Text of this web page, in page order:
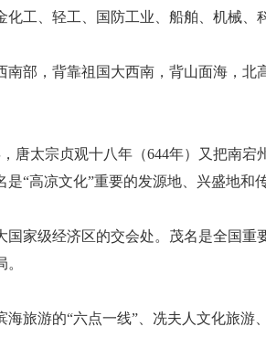
工、轻工、国防工业、船舶、机械、
部，背靠祖国大西南，背山面海，
唐太宗贞观十八年（644年）又把南
“高凉文化”重要的发源地、兴盛地
家级经济区的交会处。茂名是全国
旅游的“六点一线”、冼夫人文化旅